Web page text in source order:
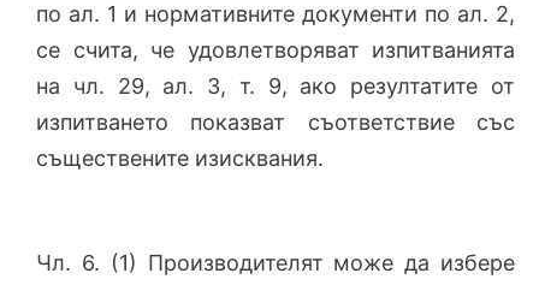
по ал. 1 и нормативните документи по ал. 2,
се счита, че удовлетворяват изпитванията
на чл. 29, ал. 3, т. 9, ако резултатите от
изпитването показват съответствие със
съществените изисквания.
Чл. 6. (1) Производителят може да избере